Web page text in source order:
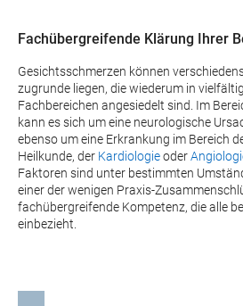
Fachübergreifende Klärung Ihrer
Gesichtsschmerzen können
zugrunde liegen, die wiederum in
Fachbereichen angesiedelt sind. Im
kann es sich um eine neurologische
ebenso um eine Erkrankung im Bereich
Heilkunde, der Kardiologieoder
Faktoren sind unter bestimmten
einer der wenigen Praxis-
fachübergreifende Kompetenz, die alle
einbezieht.